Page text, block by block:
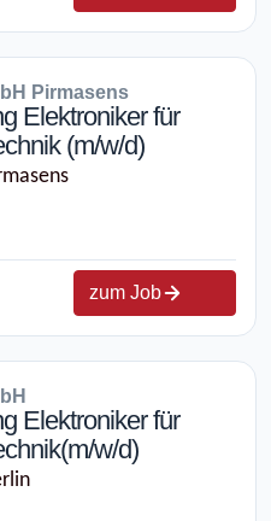
Pirmasens
Elektroniker für
(m/w/d)
zum Job
Elektroniker für
w/d)